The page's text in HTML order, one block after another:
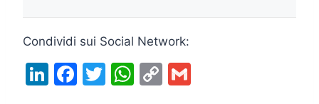
Condividi sui Social Network:
Li F
T
W C